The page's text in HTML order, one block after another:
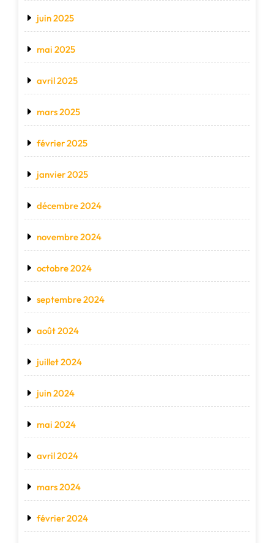
juin 2025
mai 2025
avril 2025
mars 2025
février 2025
janvier 2025
décembre 2024
novembre 2024
octobre 2024
septembre 2024
août 2024
juillet 2024
juin 2024
mai 2024
avril 2024
mars 2024
février 2024